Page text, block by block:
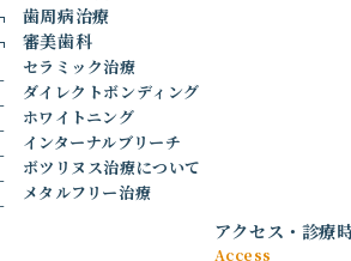
歯周病治療
審美歯科
セラミック治療
ダイレクトボンディング
ホワイトニング
インターナルブリーチ
ボツリヌス治療について
メタルフリー治療
アクセス ・ 診療
Access
歯で
に
、「入れ歯=我慢するもの」という
機能的な入れ歯をご提供していま
りのお口の状態や生活スタイルに
歯を作製し、食事の楽しみや会話